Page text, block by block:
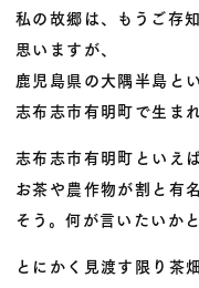
私の故郷は、もうご存
思いますが、
鹿児島県の大隅半島と
志布志市有明町で生ま
志布志市有明町といえ
お茶や農作物が割と有
そう。何が言いたいか
とにかく見渡す限り茶